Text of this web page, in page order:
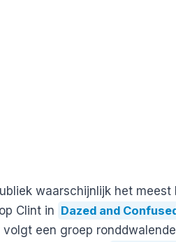
waarschijnlijk het meest
Clint in Dazed and
volgt een groep